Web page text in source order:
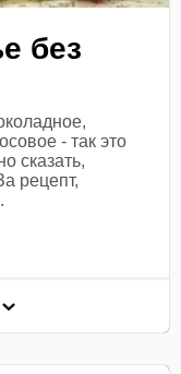
без
- так это
сказать,
рецепт,